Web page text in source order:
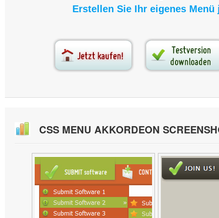
Erstellen Sie Ihr eigenes Menü
CSS MENU AKKORDEON